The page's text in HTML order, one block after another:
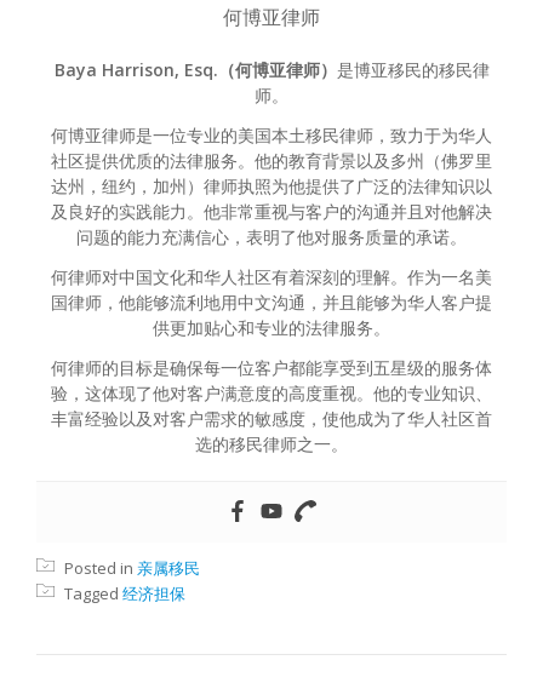
何博亚律师
Baya Harrison, Esq.（何博亚律师） 是博亚移民的移民律
师。
何博亚律师是一位专业的美国本土移民律师，致力于为华人
社区提供优质的法律服务。他的教育背景以及多州（佛罗里
达州，纽约，加州）律师执照为他提供了广泛的法律知识以
及良好的实践能力。他非常重视与客户的沟通并且对他解决
问题的能力充满信心，表明了他对服务质量的承诺。
何律师对中国文化和华人社区有着深刻的理解。作为一名美
国律师，他能够流利地用中文沟通，并且能够为华人客户提
供更加贴心和专业的法律服务。
何律师的目标是确保每一位客户都能享受到五星级的服务体
验，这体现了他对客户满意度的高度重视。他的专业知识、
丰富经验以及对客户需求的敏感度，使他成为了华人社区首
选的移民律师之一。
Posted in 亲属移民
Tagged 经济担保